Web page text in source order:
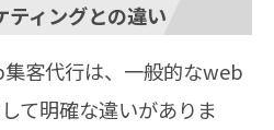
ィングとの違い
客代行は、一般的なweb
て明確な違いがありま